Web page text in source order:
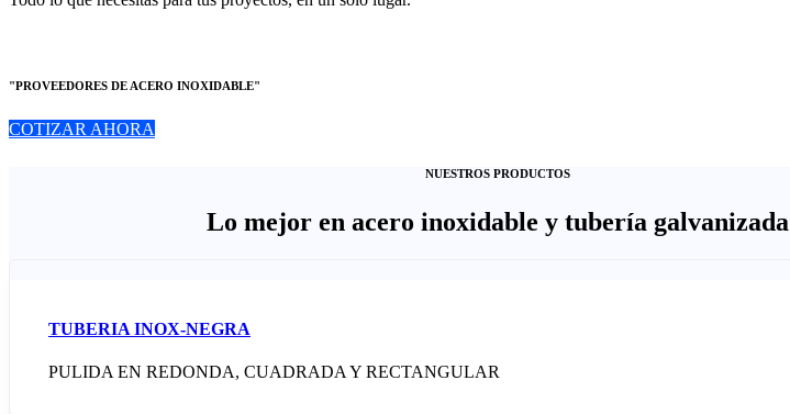
"PROVEEDORES DE ACERO INOXIDABLE"
COTIZAR AHORA
NUESTROS PRODUCTOS
Lo mejor en acero inoxidable y tubería galvanizada
TUBERIA INOX-NEGRA
PULIDA EN REDONDA, CUADRADA Y RECTANGULAR